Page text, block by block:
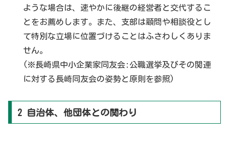
ような場合は、速やかに後継の経営者と交代するこ
とをお薦めします。また、支部は顧問や相談役とし
て特別な立場に位置づけることはふさわしくありま
せん。
(※長崎県中小企業家同友会:公職選挙及びその関連
に対する長崎同友会の姿勢と原則を参照)
2 自治体、他団体との関わり